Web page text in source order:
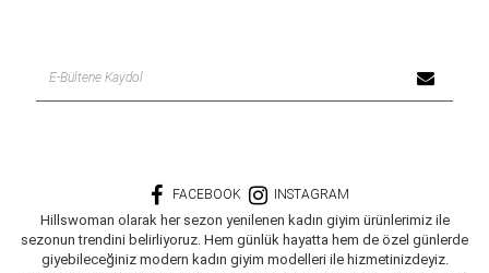
FACEBOOK INSTAGRAM
Hillswoman olarak her sezon yenilenen kadın giyim ürünlerimiz ile
sezonun trendini belirliyoruz. Hem günlük hayatta hem de özel günlerde
giyebileceğiniz modern kadın giyim modelleri ile hizmetinizdeyiz.